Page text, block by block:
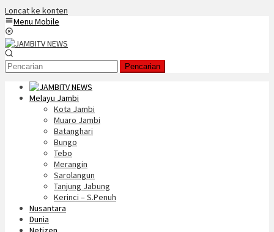
Loncat ke konten
Menu Mobile
Pencarian
Melayu Jambi
Kota Jambi
Muaro Jambi
Batanghari
Bungo
Tebo
Merangin
Sarolangun
Tanjung Jabung
Kerinci – S.Penuh
Nusantara
Dunia